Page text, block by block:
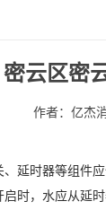
密云区密
作者：亿杰
时器等组件应
，水应从延时